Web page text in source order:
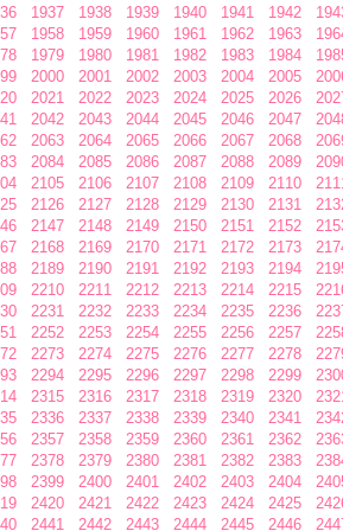
1937 1938 1939 1940 1941 1942
1958 1959 1960 1961 1962 1963
1979 1980 1981 1982 1983 1984
2000 2001 2002 2003 2004 2005
2021 2022 2023 2024 2025 2026
2042 2043 2044 2045 2046 2047
2063 2064 2065 2066 2067 2068
2084 2085 2086 2087 2088 2089
2105 2106 2107 2108 2109 2110
2126 2127 2128 2129 2130 2131
2147 2148 2149 2150 2151 2152
2168 2169 2170 2171 2172 2173
2189 2190 2191 2192 2193 2194
2210 2211 2212 2213 2214 2215
2231 2232 2233 2234 2235 2236
2252 2253 2254 2255 2256 2257
2273 2274 2275 2276 2277 2278
2294 2295 2296 2297 2298 2299
2315 2316 2317 2318 2319 2320
2336 2337 2338 2339 2340 2341
2357 2358 2359 2360 2361 2362
2378 2379 2380 2381 2382 2383
2399 2400 2401 2402 2403 2404
2420 2421 2422 2423 2424 2425
2441 2442 2443 2444 2445 2446